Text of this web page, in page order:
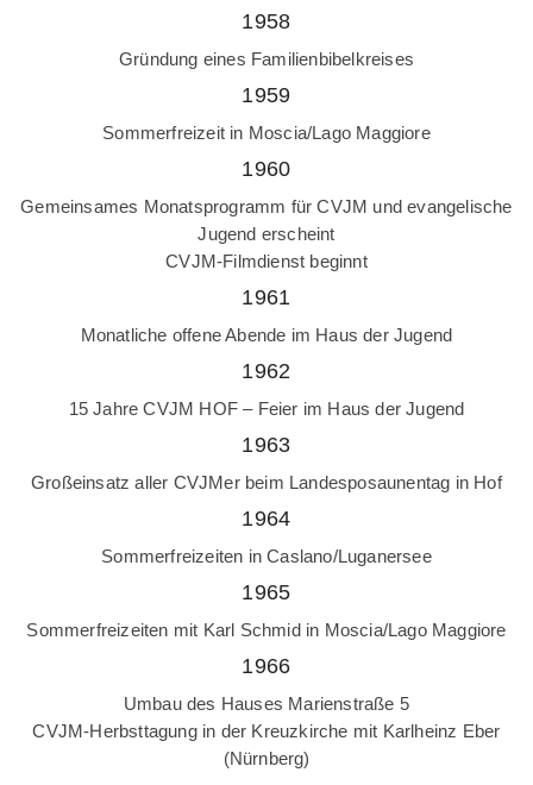
1958
Gründung eines Familienbibelkreises
1959
Sommerfreizeit in Moscia/Lago Maggiore
1960
Gemeinsames Monatsprogramm für CVJM und evangelische
Jugend erscheint
CVJM-Filmdienst beginnt
1961
Monatliche offene Abende im Haus der Jugend
1962
15 Jahre CVJM HOF – Feier im Haus der Jugend
1963
Großeinsatz aller CVJMer beim Landesposaunentag in Hof
1964
Sommerfreizeiten in Caslano/Luganersee
1965
Sommerfreizeiten mit Karl Schmid in Moscia/Lago Maggiore
1966
Umbau des Hauses Marienstraße 5
CVJM-Herbsttagung in der Kreuzkirche mit Karlheinz Eber
(Nürnberg)